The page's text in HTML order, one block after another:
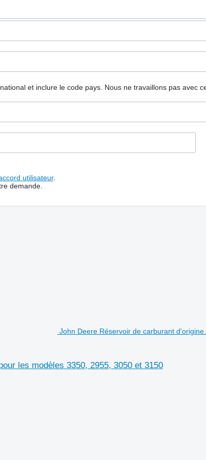
et inclure le code pays. Nous ne travaillons pas avec
utilisateur.
demande.
John Deere Réservoir de carburant d'origine
les modèles 3350, 2955, 3050 et 3150